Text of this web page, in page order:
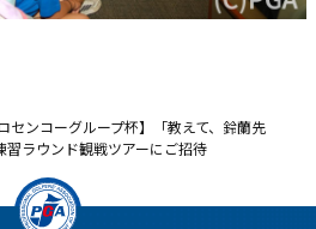
センコーグループ杯】「教えて、鈴蘭先
ラウンド観戦ツアーにご招待